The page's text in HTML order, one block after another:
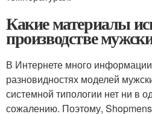
Какие материалы
производстве
В Интернете много
разновидностях моделей
системной типологии нет ни в
сожалению. Поэтому,